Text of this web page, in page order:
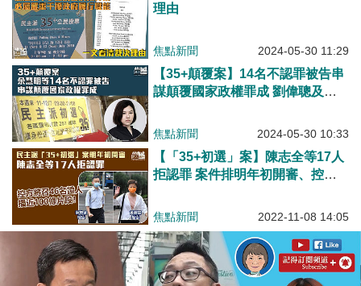
理由
焦點新聞 2024-05-30 11:29
【35+顛覆案】14名不認罪被告串
謀顛覆國家政權罪成 劉偉聰及李
焦點新聞 2024-05-30 10:33
【「35+初選」案】陳志全等17人
拒認罪 案件排明年初開審、控方
焦點新聞 2022-11-08 14:05